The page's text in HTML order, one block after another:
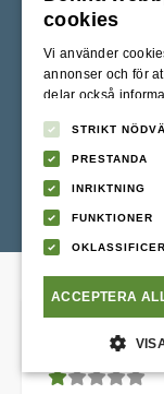
Vad
cookies
Vi använder
annonser och för
delar också
analyspartners
annan information
dem eller som de
användning av
Integritetspolicy
STRIKT
PRESTANDA
INRIKTNING
FUNKTIONER
ACCEPTERA